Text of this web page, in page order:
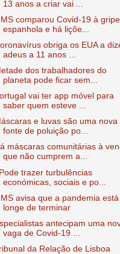
13 anos a criar vai ...
comparou Covid-19 à gripe
espanhola e há liçõe...
obriga os EUA a
adeus a 11 anos ...
dos trabalhadores do
planeta pode ficar sem...
vai ter app móvel para
saber quem esteve ...
e luvas são uma nova
fonte de poluição po...
máscaras comunitárias à
que não cumprem a...
trazer turbulências
económicas, sociais e po...
avisa que a pandemia está
longe de terminar
antecipam uma
vaga de Covid-19 ...
da Relação de Lisboa